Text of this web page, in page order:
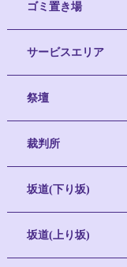
ゴミ置き場
サービスエリア
祭壇
裁判所
坂道(下り坂)
坂道(上り坂)